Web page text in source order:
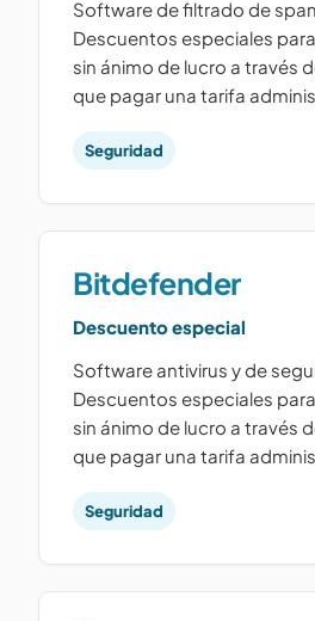
Software de filtrado de
Descuentos especiales
sin ánimo de lucro a través
que pagar una tarifa
Seguridad
Bitdefender
Descuento especial
Software antivirus y de
Descuentos especiales
sin ánimo de lucro a través
que pagar una tarifa
Seguridad